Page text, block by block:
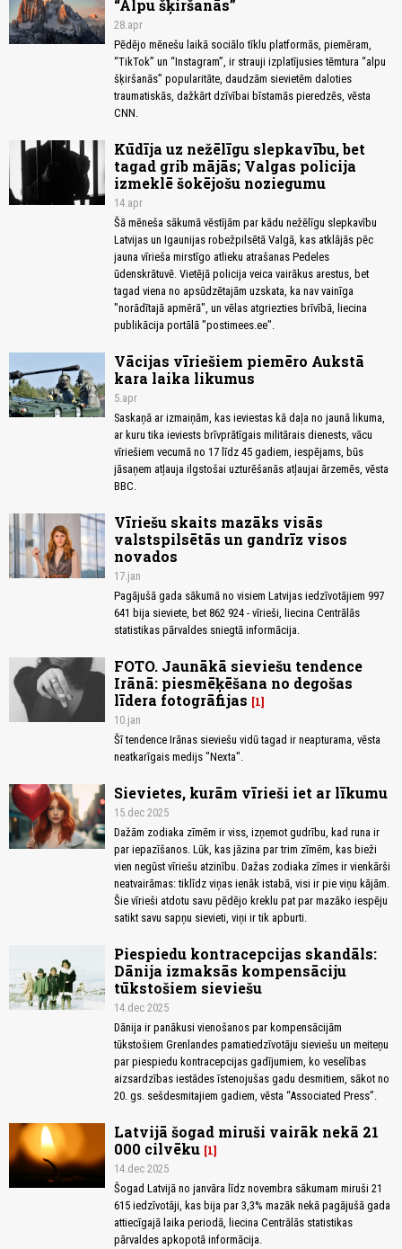
“Alpu šķiršanās”
28.apr
Pēdējo mēnešu laikā sociālo tīklu platformās, piemēram,
“TikTok” un “Instagram”, ir strauji izplatījusies tēmtura “alpu
šķiršanās” popularitāte, daudzām sievietēm daloties
traumatiskās, dažkārt dzīvībai bīstamās pieredzēs, vēsta
CNN.
Kūdīja uz nežēlīgu slepkavību, bet
tagad grib mājās; Valgas policija
izmeklē šokējošu noziegumu
14.apr
Šā mēneša sākumā vēstījām par kādu nežēlīgu slepkavību
Latvijas un Igaunijas robežpilsētā Valgā, kas atklājās pēc
jauna vīrieša mirstīgo atlieku atrašanas Pedeles
ūdenskrātuvē. Vietējā policija veica vairākus arestus, bet
tagad viena no apsūdzētajām uzskata, ka nav vainīga
"norādītajā apmērā", un vēlas atgriezties brīvībā, liecina
publikācija portālā "postimees.ee".
Vācijas vīriešiem piemēro Aukstā
kara laika likumus
5.apr
Saskaņā ar izmaiņām, kas ieviestas kā daļa no jaunā likuma,
ar kuru tika ieviests brīvprātīgais militārais dienests, vācu
vīriešiem vecumā no 17 līdz 45 gadiem, iespējams, būs
jāsaņem atļauja ilgstošai uzturēšanās atļaujai ārzemēs, vēsta
BBC.
Vīriešu skaits mazāks visās
valstspilsētās un gandrīz visos
novados
17.jan
Pagājušā gada sākumā no visiem Latvijas iedzīvotājiem 997
641 bija sieviete, bet 862 924 - vīrieši, liecina Centrālās
statistikas pārvaldes sniegtā informācija.
FOTO. Jaunākā sieviešu tendence
Irānā: piesmēķēšana no degošas
līdera fotogrāfijas
1
10.jan
Šī tendence Irānas sieviešu vidū tagad ir neapturama, vēsta
neatkarīgais medijs "Nexta".
Sievietes, kurām vīrieši iet ar līkumu
15.dec 2025
Dažām zodiaka zīmēm ir viss, izņemot gudrību, kad runa ir
par iepazīšanos. Lūk, kas jāzina par trim zīmēm, kas bieži
vien negūst vīriešu atzinību. Dažas zodiaka zīmes ir vienkārši
neatvairāmas: tiklīdz viņas ienāk istabā, visi ir pie viņu kājām.
Šie vīrieši atdotu savu pēdējo kreklu pat par mazāko iespēju
satikt savu sapņu sievieti, viņi ir tik apburti.
Piespiedu kontracepcijas skandāls:
Dānija izmaksās kompensāciju
tūkstošiem sieviešu
14.dec 2025
Dānija ir panākusi vienošanos par kompensācijām
tūkstošiem Grenlandes pamatiedzīvotāju sieviešu un meiteņu
par piespiedu kontracepcijas gadījumiem, ko veselības
aizsardzības iestādes īstenojušas gadu desmitiem, sākot no
20. gs. sešdesmitajiem gadiem, vēsta “Associated Press”.
Latvijā šogad miruši vairāk nekā 21
000 cilvēku 1
14.dec 2025
Šogad Latvijā no janvāra līdz novembra sākumam miruši 21
615 iedzīvotāji, kas bija par 3,3% mazāk nekā pagājušā gada
attiecīgajā laika periodā, liecina Centrālās statistikas
pārvaldes apkopotā informācija.